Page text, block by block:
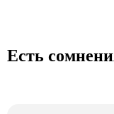
Есть